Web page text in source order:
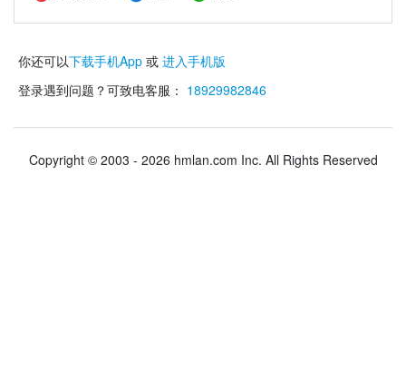
你还可以下载手机App 或 进入手机版
登录遇到问题？可致电客服： 18929982846
Copyright © 2003 - 2026 hmlan.com Inc. All Rights Reserved